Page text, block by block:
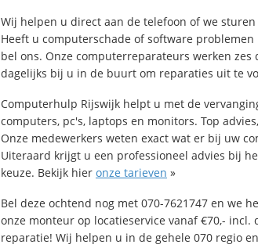
Wij helpen u direct aan de telefoon of we sturen
Heeft u computerschade of software
bel ons. Onze computerreparateurs werken zes
dagelijks bij u in de buurt om reparaties uit te
Computerhulp Rijswijk helpt u met de
computers, pc's, laptops en monitors. Top
Onze medewerkers weten exact wat er bij uw
Uiteraard krijgt u een professioneel advies bij
keuze. Bekijk hier onze tarieven »
Bel deze ochtend nog met 070-7621747 en we
onze monteur op locatieservice vanaf €70,- incl.
reparatie! Wij helpen u in de gehele 070 regio